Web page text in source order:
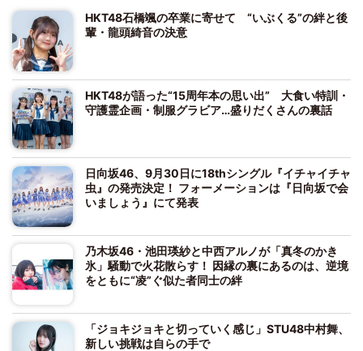
HKT48石橋颯の卒業に寄せて “いぶくる”の絆と後
輩・龍頭綺音の決意
HKT48が語った“15周年本の思い出” 大食い特訓・
守護霊企画・制服グラビア…盛りだくさんの裏話
日向坂46、9月30日に18thシングル『イチャイチャ
虫』の発売決定！ フォーメーションは『日向坂で会
いましょう』にて発表
乃木坂46・池田瑛紗と中西アルノが「真冬のかき
氷」騒動で火花散らす！ 因縁の裏にあるのは、逆境
をともに“凌”ぐ似た者同士の絆
「ジョキジョキと切っていく感じ」STU48中村舞、
新しい挑戦は自らの手で